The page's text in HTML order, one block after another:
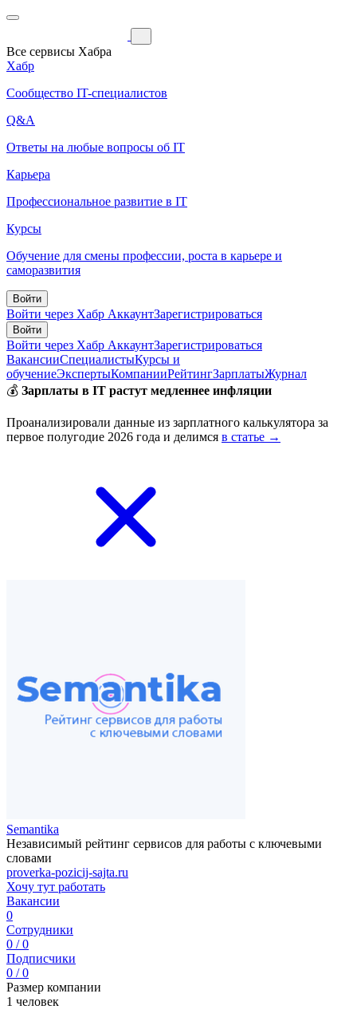
Все сервисы Хабра
Хабр
Сообщество IT-специалистов
Q&A
Ответы на любые вопросы об IT
Карьера
Профессиональное развитие в IT
Курсы
Обучение для смены профессии, роста в карьере и
саморазвития
Войти
Войти через Хабр АккаунтЗарегистрироваться
Войти
Войти через Хабр АккаунтЗарегистрироваться
ВакансииСпециалистыКурсы и
обучениеЭкспертыКомпанииРейтингЗарплатыЖурнал
💰 Зарплаты в IT растут медленнее инфляции
Проанализировали данные из зарплатного калькулятора за
первое полугодие 2026 года и делимся в статье →
Semantika
Независимый рейтинг сервисов для работы с ключевыми
словами
proverka-pozicij-sajta.ru
Хочу тут работать
Вакансии
0
Сотрудники
0 / 0
Подписчики
0 / 0
Размер компании
1 человек